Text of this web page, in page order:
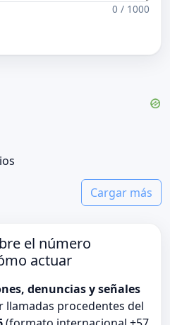
0 / 1000
Cargar más
el número
actuar
denuncias y señales
llamadas procedentes del